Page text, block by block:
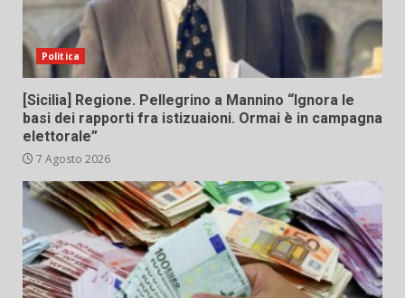
Politica
[Sicilia] Regione. Pellegrino a Mannino “Ignora le
basi dei rapporti fra istizuaioni. Ormai è in campagna
elettorale”
7 Agosto 2026